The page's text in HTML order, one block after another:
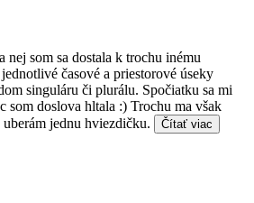
som sa dostala k trochu inému
časové a priestorové úseky
singuláru či plurálu. Spočiatku sa mi
som doslova hltala :) Trochu ma však
jednu hviezdičku.
Čítať viac